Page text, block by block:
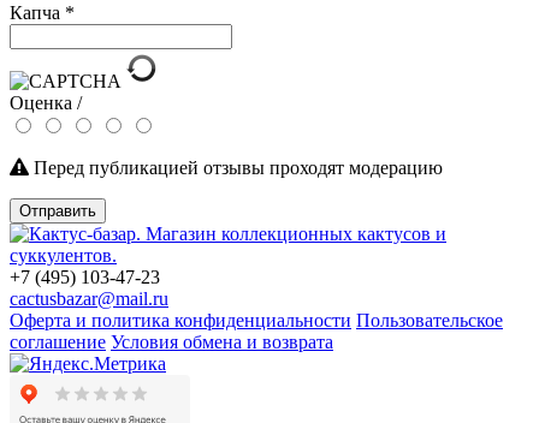
Капча *
Оценка /
Перед публикацией отзывы проходят модерацию
Отправить
+7 (495) 103-47-23
cactusbazar@mail.ru
Оферта и политика конфиденциальности Пользовательское
соглашение Условия обмена и возврата